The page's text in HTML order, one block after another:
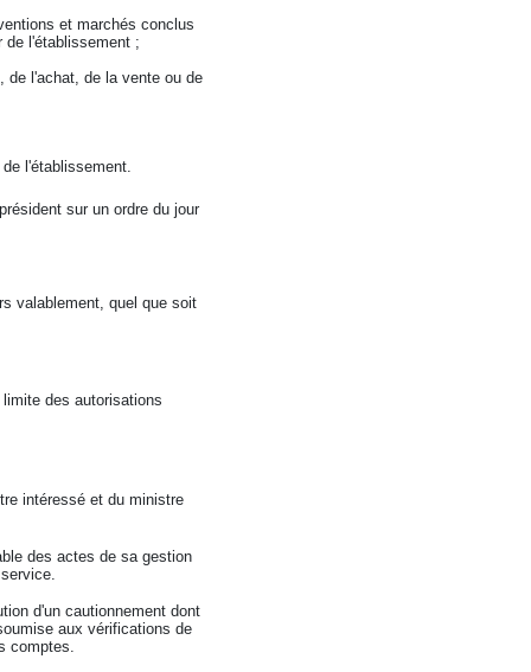
et marchés conclus
de l'établissement ;
l'achat, de la vente ou de
l'établissement.
sur un ordre du jour
valablement, quel que soit
des autorisations
intéressé et du ministre
des actes de sa gestion
d'un cautionnement dont
aux vérifications de
comptes.